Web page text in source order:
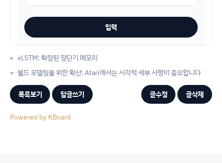
« xLSTM: 확장된 장단기 메모리
월드 모델링을 위한 확산: Atari에서는 시각적 세부 사항이 중요합니다
»
목록보기 답글쓰기 글수정 글삭제
Powered by KBoard